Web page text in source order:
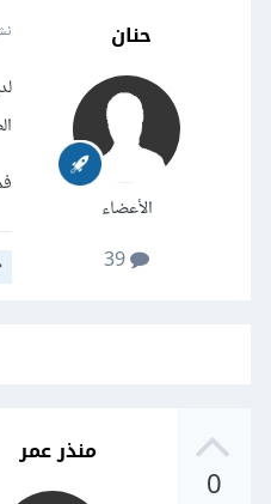
حنان
الأعضاء
0
منذر عمر